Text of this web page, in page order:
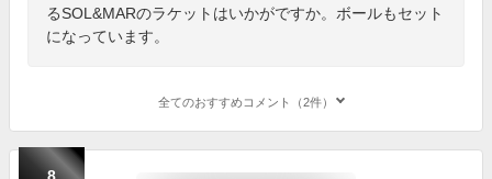
るSOL&MARのラケットはいかがですか。ボールもセット
になっています。
全てのおすすめコメント（2件）